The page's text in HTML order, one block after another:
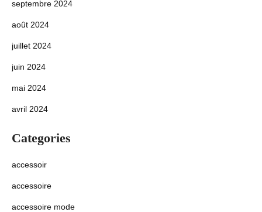
septembre 2024
août 2024
juillet 2024
juin 2024
mai 2024
avril 2024
Categories
accessoir
accessoire
accessoire mode